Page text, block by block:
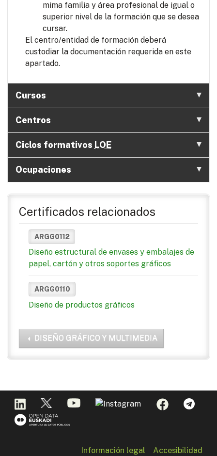
mima familia y área profesional de igual o
superior nivel de la formación que se desea
cursar.
El centro/entidad de formación deberá
custodiar la documentación requerida en este
apartado.
Cursos
Centros
Ciclos formativos LOE
Ocupaciones
Certificados relacionados
ARGG0112
Diseño estructural de envases y embalajes de
papel, cartón y otros soportes gráficos
ARGG0110
Diseño de productos gráficos
DISEÑO GRÁFICO Y MULTIMEDIA
Información legal Accesibilidad